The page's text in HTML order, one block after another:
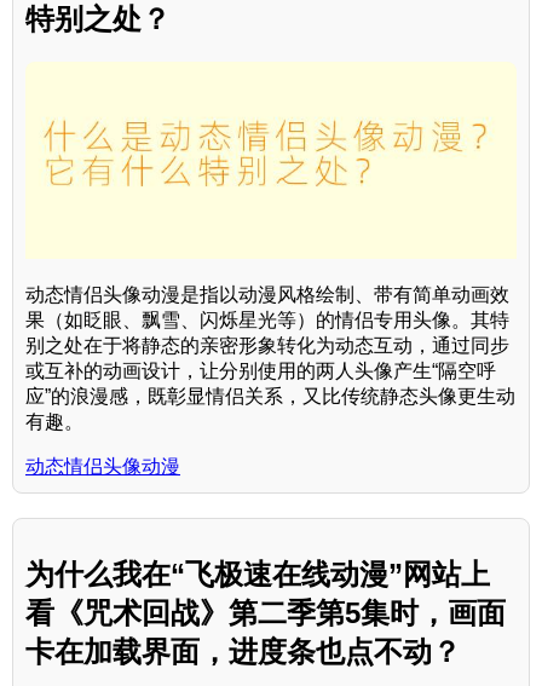
特别之处？
动态情侣头像动漫是指以动漫风格绘制、带有简单动画效
果（如眨眼、飘雪、闪烁星光等）的情侣专用头像。其特
别之处在于将静态的亲密形象转化为动态互动，通过同步
或互补的动画设计，让分别使用的两人头像产生“隔空呼
应”的浪漫感，既彰显情侣关系，又比传统静态头像更生动
有趣。
动态情侣头像动漫
为什么我在“飞极速在线动漫”网站上
看《咒术回战》第二季第5集时，画面
卡在加载界面，进度条也点不动？